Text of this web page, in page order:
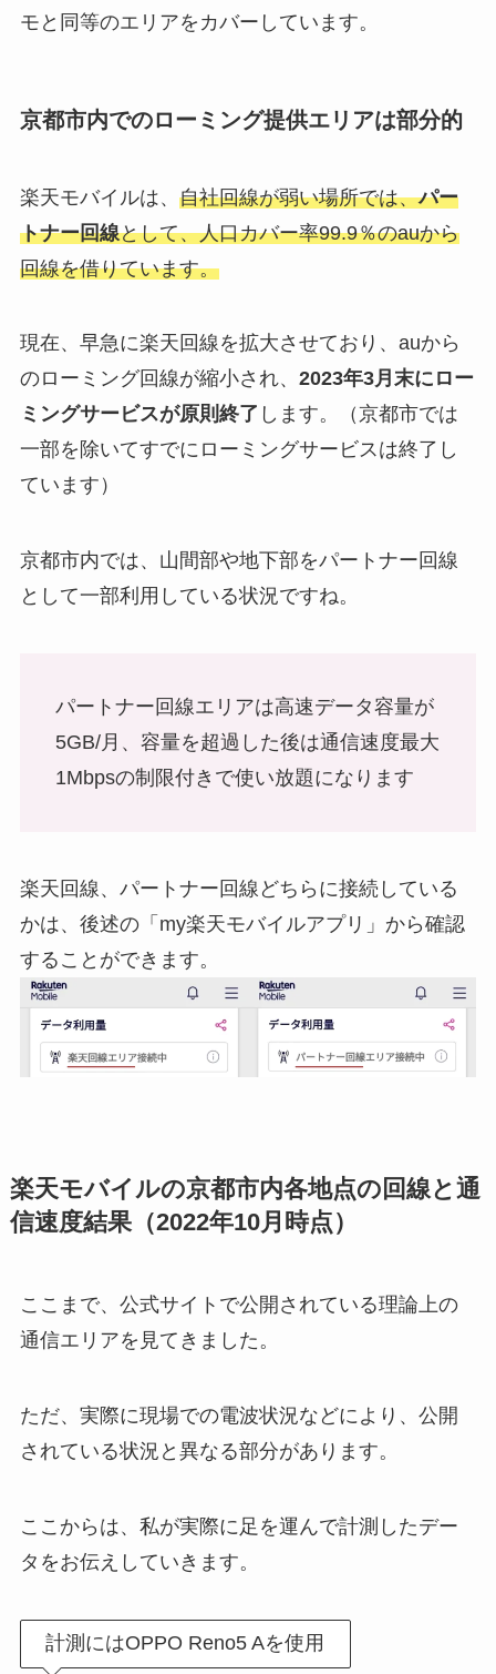
モと同等のエリアをカバーしています。
京都市内でのローミング提供エリアは部分的
楽天モバイルは、 自社回線が弱い場所では、パー
トナー回線として、人口カバー率99.9％のauから
回線を借りています。
現在、早急に楽天回線を拡大させており、auから
のローミング回線が縮小され、 2023年3月末にロー
ミングサービスが原則終了 します。（京都市では
一部を除いてすでにローミングサービスは終了し
ています）
京都市内では、山間部や地下部をパートナー回線
として一部利用している状況ですね。
パートナー回線エリアは高速データ容量が
5GB/月、容量を超過した後は通信速度最大
1Mbpsの制限付きで使い放題になります
楽天回線、パートナー回線どちらに接続している
かは、後述の「my楽天モバイルアプリ」から確認
することができます。
楽天モバイルの京都市内各地点の回線と通
信速度結果（2022年10月時点）
ここまで、公式サイトで公開されている理論上の
通信エリアを見てきました。
ただ、実際に現場での電波状況などにより、公開
されている状況と異なる部分があります。
ここからは、私が実際に足を運んで計測したデー
タをお伝えしていきます。
計測にはOPPO Reno5 Aを使用